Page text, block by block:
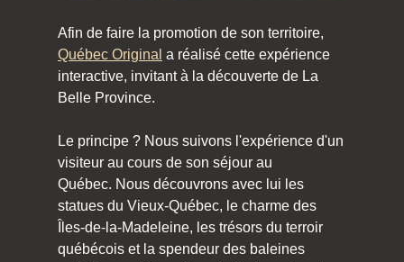
Afin de faire la promotion de son territoire,
Québec Original a réalisé cette expérience
interactive, invitant à la découverte de La
Belle Province.
Le principe ? Nous suivons l'expérience d'un
visiteur au cours de son séjour au
Québec. Nous découvrons avec lui les
statues du Vieux-Québec, le charme des
Îles-de-la-Madeleine, les trésors du terroir
québécois et la spendeur des baleines